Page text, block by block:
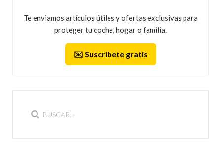
Te enviamos artículos útiles y ofertas exclusivas para
proteger tu coche, hogar o familia.
✉️ Suscríbete gratis